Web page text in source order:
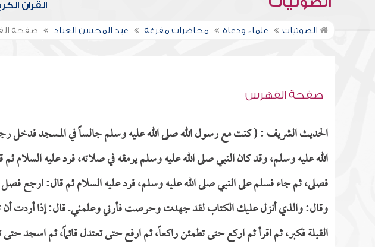
القرآن
الصوتيات علماء ودعاة محاضرات مفرغة عبد المحسن العباد صفحة
صفحة الفهرس
الحديث الشريف : ( كنت مع رسول الله صلى الله عليه وسلم جالساً في المسجد فدخل
الله عليه وسلم، وقد كان النبي صلى الله عليه وسلم يرمقه في صلاته، فرد عليه
فصلى، ثم جاء فسلم على النبي صلى الله عليه وسلم، فرد عليه السلام ثم قال: ارجع فصل
وقال: والذي أنزل عليك الكتاب لقد جهدت وحرصت فأرني وعلمني. قال: إذا أردت
القبلة فكبر، ثم اقرأ ثم اركع حتى تطمئن راكعاً، ثم ارفع حتى تعتدل قائماً، ثم اسجد